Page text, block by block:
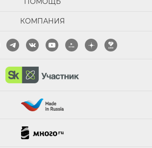
КОМПАНИЯ